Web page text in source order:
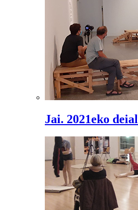
Jai. 2021eko